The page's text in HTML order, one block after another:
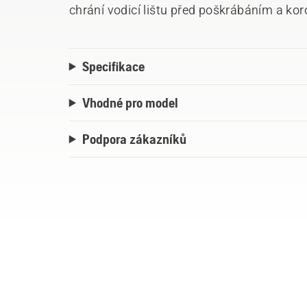
chrání vodicí lištu před poškrábáním a
Specifikace
Vhodné pro model
Podpora zákazníků